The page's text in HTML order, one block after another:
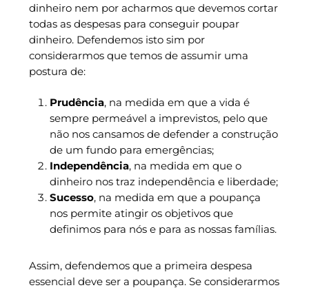
dinheiro nem por acharmos que devemos cortar
todas as despesas para conseguir poupar
dinheiro. Defendemos isto sim por
considerarmos que temos de assumir uma
postura de:
Prudência, na medida em que a vida é
sempre permeável a imprevistos, pelo que
não nos cansamos de defender a construção
de um fundo para emergências;
Independência, na medida em que o
dinheiro nos traz independência e liberdade;
Sucesso, na medida em que a poupança
nos permite atingir os objetivos que
definimos para nós e para as nossas famílias.
Assim, defendemos que a primeira despesa
essencial deve ser a poupança. Se considerarmos